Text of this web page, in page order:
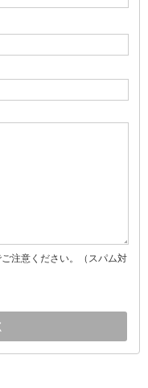
注意ください。（スパム対